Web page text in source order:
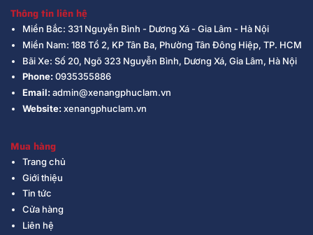
Thông tin liên hệ
Miền Bắc: 331 Nguyễn Bình - Dương Xá - Gia Lâm - Hà Nội
Miền Nam: 188 Tổ 2, KP Tân Ba, Phường Tân Đông Hiệp, TP. HCM
Bãi Xe: Số 20, Ngõ 323 Nguyễn Bình, Dương Xá, Gia Lâm, Hà Nội
Phone:0935355886
Email:admin@xenangphuclam.vn
Website:xenangphuclam.vn
Mua hàng
Trang chủ
Giới thiệu
Tin tức
Cửa hàng
Liên hệ